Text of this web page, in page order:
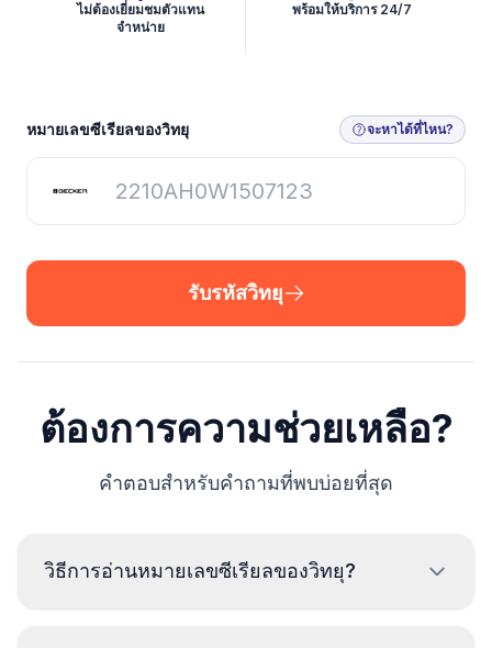
ไม่ต้องเยี่ยมชมตัวแทน
จำหน่าย
พร้อมให้บริการ 24/7
รับรหัสวิทยุ
หมายเลขซีเรียลของวิทยุ จะหาได้ที่ไหน?
รับรหัสวิทยุ
ต้องการความช่วยเหลือ?
คำตอบสำหรับคำถามที่พบบ่อยที่สุด
วิธีการอ่านหมายเลขซีเรียลของวิทยุ?